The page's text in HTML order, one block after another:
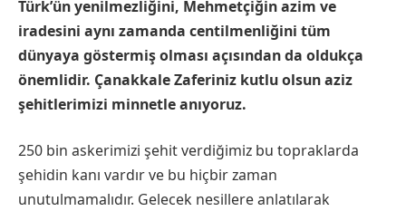
Türk’ün yenilmezliğini, Mehmetçiğin azim ve
iradesini aynı zamanda centilmenliğini tüm
dünyaya göstermiş olması açısından da oldukça
önemlidir. Çanakkale Zaferiniz kutlu olsun aziz
şehitlerimizi minnetle anıyoruz.
250 bin askerimizi şehit verdiğimiz bu topraklarda
şehidin kanı vardır ve bu hiçbir zaman
unutulmamalıdır. Gelecek nesillere anlatılarak